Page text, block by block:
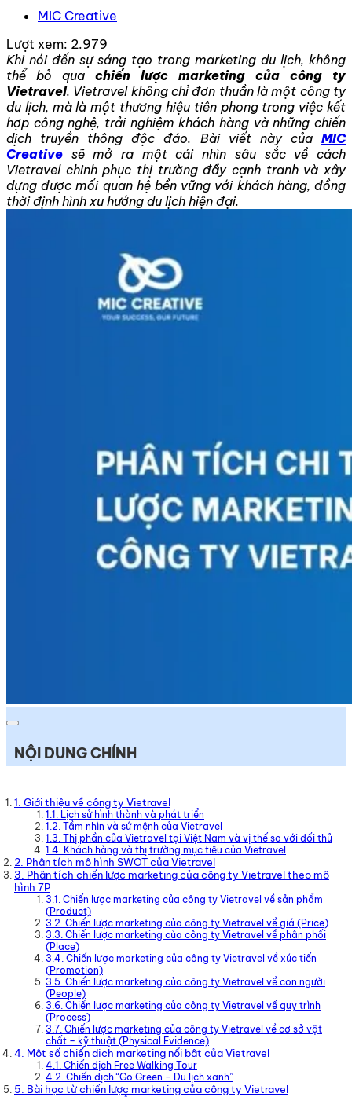
MIC Creative
Lượt xem: 2.979
Khi nói đến sự sáng tạo trong marketing du lịch, không
thể bỏ qua chiến lược marketing của công ty
Vietravel. Vietravel không chỉ đơn thuần là một công ty
du lịch, mà là một thương hiệu tiên phong trong việc kết
hợp công nghệ, trải nghiệm khách hàng và những chiến
dịch truyền thông độc đáo. Bài viết này của MIC
Creative sẽ mở ra một cái nhìn sâu sắc về cách
Vietravel chinh phục thị trường đầy cạnh tranh và xây
dựng được mối quan hệ bền vững với khách hàng, đồng
thời định hình xu hướng du lịch hiện đại.
NỘI DUNG CHÍNH
1. Giới thiệu về công ty Vietravel
1.1. Lịch sử hình thành và phát triển
1.2. Tầm nhìn và sứ mệnh của Vietravel
1.3. Thị phần của Vietravel tại Việt Nam và vị thế so với đối thủ
1.4. Khách hàng và thị trường mục tiêu của Vietravel
2. Phân tích mô hình SWOT của Vietravel
3. Phân tích chiến lược marketing của công ty Vietravel theo mô
hình 7P
3.1. Chiến lược marketing của công ty Vietravel về sản phẩm
(Product)
3.2. Chiến lược marketing của công ty Vietravel về giá (Price)
3.3. Chiến lược marketing của công ty Vietravel về phân phối
(Place)
3.4. Chiến lược marketing của công ty Vietravel về xúc tiến
(Promotion)
3.5. Chiến lược marketing của công ty Vietravel về con người
(People)
3.6. Chiến lược marketing của công ty Vietravel về quy trình
(Process)
3.7. Chiến lược marketing của công ty Vietravel về cơ sở vật
chất – kỹ thuật (Physical Evidence)
4. Một số chiến dịch marketing nổi bật của Vietravel
4.1. Chiến dịch Free Walking Tour
4.2. Chiến dịch “Go Green – Du lịch xanh”
5. Bài học từ chiến lược marketing của công ty Vietravel